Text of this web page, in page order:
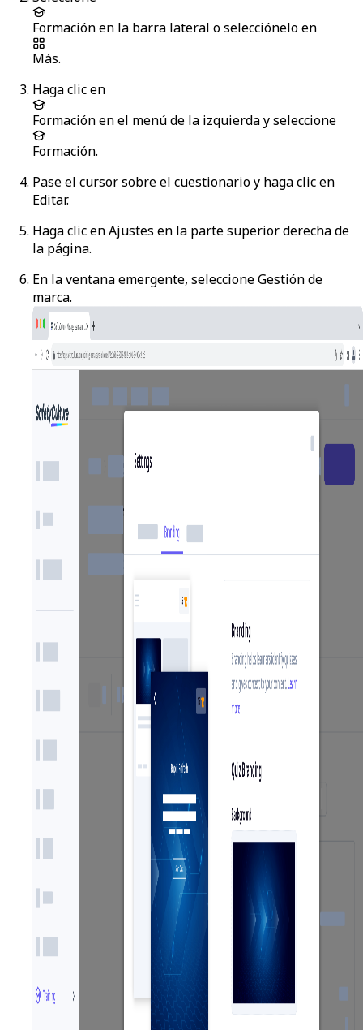
Formaciónen la barra lateral o selecciónelo en
Más.
Haga clic en
Formaciónen el menú de la izquierda y seleccione
Formación.
Pase el cursor sobre el cuestionario y haga clic en
Editar.
Haga clic enAjustes en la parte superior derecha de
la página.
En la ventana emergente, seleccioneGestión de
marca.